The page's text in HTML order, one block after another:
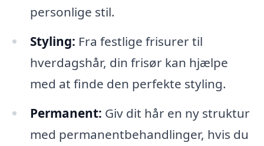
personlige stil.
Styling: Fra festlige frisurer til
hverdagshår, din frisør kan hjælpe
med at finde den perfekte styling.
Permanent: Giv dit hår en ny struktur
med permanentbehandlinger, hvis du